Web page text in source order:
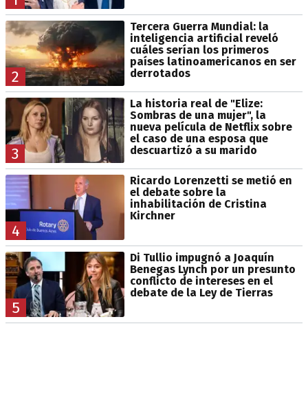
2
Tercera Guerra Mundial: la
inteligencia artificial reveló
cuáles serían los primeros
países latinoamericanos en ser
derrotados
3
La historia real de "Elize:
Sombras de una mujer", la
nueva película de Netflix sobre
el caso de una esposa que
descuartizó a su marido
4
Ricardo Lorenzetti se metió en
el debate sobre la
inhabilitación de Cristina
Kirchner
5
Di Tullio impugnó a Joaquín
Benegas Lynch por un presunto
conflicto de intereses en el
debate de la Ley de Tierras